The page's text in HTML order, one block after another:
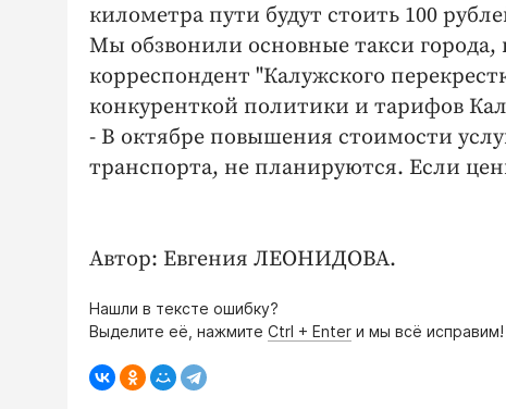
километра пути будут стоить 100
Мы обзвонили основные такси
корреспондент "Калужского
конкуренткой политики и тарифов
- В октябре повышения стоимости
транспорта, не планируются. Если
Автор: Евгения ЛЕОНИДОВА.
Нашли в тексте ошибку?
Выделите её, нажмите Ctrl + Enter и мы всё исправим!